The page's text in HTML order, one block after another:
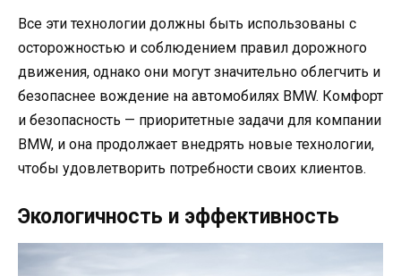
Все эти технологии должны быть использованы с
осторожностью и соблюдением правил дорожного
движения, однако они могут значительно облегчить и
безопаснее вождение на автомобилях BMW. Комфорт
и безопасность — приоритетные задачи для компании
BMW, и она продолжает внедрять новые технологии,
чтобы удовлетворить потребности своих клиентов.
Экологичность и эффективность